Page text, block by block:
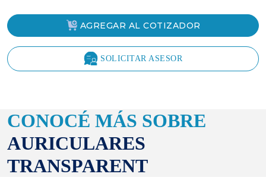
AGREGAR AL COTIZADOR
SOLICITAR ASESOR
CONOCÉ MÁS SOBRE
AURICULARES
TRANSPARENT